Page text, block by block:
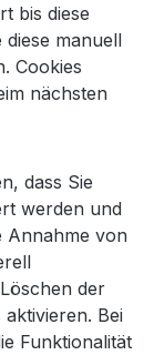
bis diese
manuell
Cookies
nächsten
dass Sie
werden und
Annahme von
der
Bei
Funktionalität